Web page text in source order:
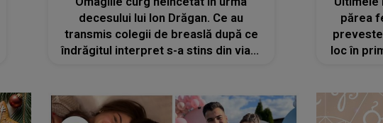
decesului lui Ion Drăgan. Ce au
transmis colegii de breaslă după ce
îndrăgitul interpret s-a stins din viață
iubesc și cât de mult te iubește
Dumnezeu
părea
loc în